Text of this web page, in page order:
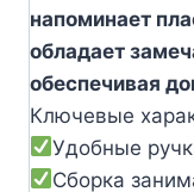
напоминает
обладает
обеспечивая
Ключевые
Удобные
Сборка